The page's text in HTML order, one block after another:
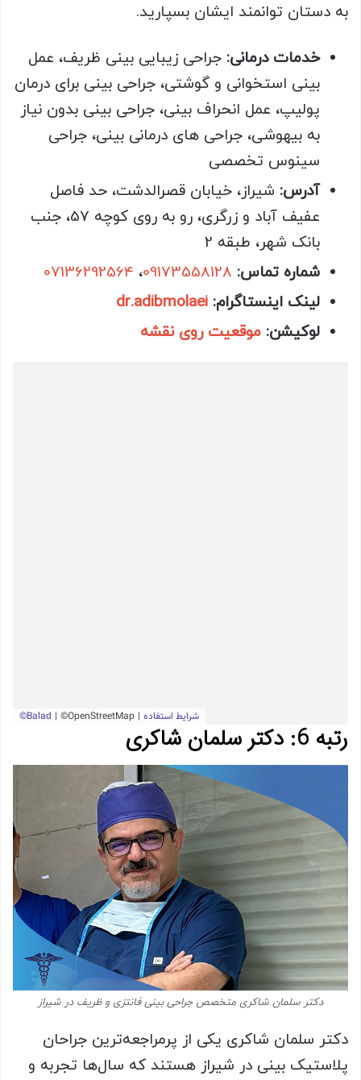
به دستان توانمند ایشان بسپارید.
خدمات درمانی: جراحی زیبایی بینی ظریف، عمل
بینی استخوانی و گوشتی، جراحی بینی برای درمان
پولیپ، عمل انحراف بینی، جراحی بینی بدون نیاز
به بیهوشی، جراحی های درمانی بینی، جراحی
سینوس تخصصی
آدرس: شیراز، خیابان قصرالدشت، حد فاصل
عفیف آباد و زرگری، رو به روی کوچه 57، جنب
بانک شهر، طبقه 2
شماره تماس: 09173558128، 07136292564
لینک اینستاگرام: dr.adibmolaei
لوکیشن: موقعیت روی نقشه
رتبه 6: دکتر سلمان شاکری
دکتر سلمان شاکری متخصص جراحی بینی فانتزی و ظریف در شیراز
دکتر سلمان شاکری یکی از پرمراجعه‌ترین جراحان
پلاستیک بینی در شیراز هستند که سال‌ها تجربه و